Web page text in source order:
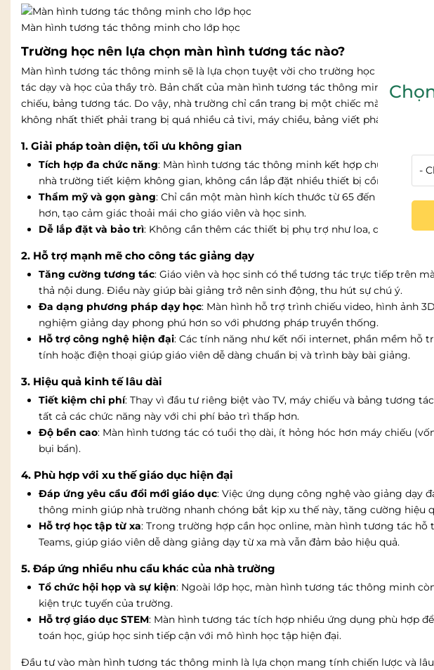
Màn hình tương tác thông minh cho lớp học
Trường học nên lựa chọn màn hình tương tác nào?
Màn hình tương tác thông minh sẽ là lựa chọn tuyệt vời cho trường học bởi sự
tác dạy và học của thầy trò. Bản chất của màn hình tương tác thông minh có tích
chiếu, bảng tương tác. Do vậy, nhà trường chỉ cần trang bị một chiếc màn hình
không nhất thiết phải trang bị quá nhiều cả tivi, máy chiều, bảng viết phần khiến
1. Giải pháp toàn diện, tối ưu không gian
Tích hợp đa chức năng: Màn hình tương tác thông minh kết hợp chức năng
nhà trường tiết kiệm không gian, không cần lắp đặt nhiều thiết bị cồng kềnh.
Thẩm mỹ và gọn gàng: Chỉ cần một màn hình kích thước từ 65 đến 86 inch,
hơn, tạo cảm giác thoải mái cho giáo viên và học sinh.
Dễ lắp đặt và bảo trì: Không cần thêm các thiết bị phụ trợ như loa, dây cáp dài
2. Hỗ trợ mạnh mẽ cho công tác giảng dạy
Tăng cường tương tác: Giáo viên và học sinh có thể tương tác trực tiếp trên
thả nội dung. Điều này giúp bài giảng trở nên sinh động, thu hút sự chú ý.
Đa dạng phương pháp dạy học: Màn hình hỗ trợ trình chiếu video, hình ảnh
nghiệm giảng dạy phong phú hơn so với phương pháp truyền thống.
Hỗ trợ công nghệ hiện đại: Các tính năng như kết nối internet, phần mềm hỗ
tính hoặc điện thoại giúp giáo viên dễ dàng chuẩn bị và trình bày bài giảng.
3. Hiệu quả kinh tế lâu dài
Tiết kiệm chi phí: Thay vì đầu tư riêng biệt vào TV, máy chiếu và bảng tương
tất cả các chức năng này với chi phí bảo trì thấp hơn.
Độ bền cao: Màn hình tương tác có tuổi thọ dài, ít hỏng hóc hơn máy chiếu
bụi bẩn).
4. Phù hợp với xu thế giáo dục hiện đại
Đáp ứng yêu cầu đổi mới giáo dục: Việc ứng dụng công nghệ vào giảng dạy
thông minh giúp nhà trường nhanh chóng bắt kịp xu thế này, tăng cường hiệu
Hỗ trợ học tập từ xa: Trong trường hợp cần học online, màn hình tương tác
Teams, giúp giáo viên dễ dàng giảng dạy từ xa mà vẫn đảm bảo hiệu quả.
5. Đáp ứng nhiều nhu cầu khác của nhà trường
Tổ chức hội họp và sự kiện: Ngoài lớp học, màn hình tương tác thông minh
kiện trực tuyến của trường.
Hỗ trợ giáo dục STEM: Màn hình tương tác tích hợp nhiều ứng dụng phù hợp
toán học, giúp học sinh tiếp cận với mô hình học tập hiện đại.
Đầu tư vào màn hình tương tác thông minh là lựa chọn mang tính chiến lược và